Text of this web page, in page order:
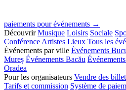
paiements pour événements →
Découvrir Musique Loisirs Sociale
Conférence Artistes Lieux Tous les
Événements par ville Événements
Mureș Événements Bacău
Oradea
Pour les organisateurs Vendre des
Tarifs et commission Système de